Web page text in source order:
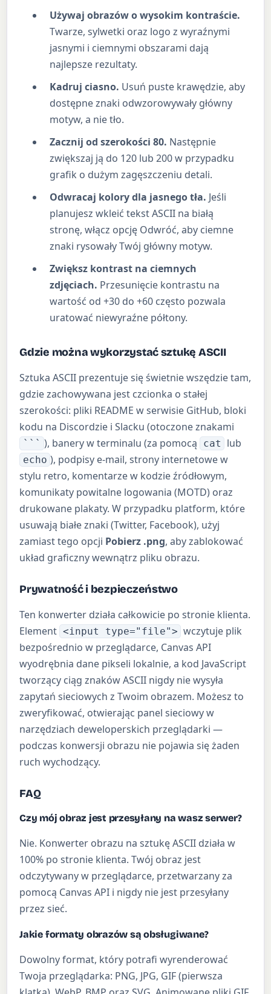
Używaj obrazów o wysokim kontraście.
Twarze, sylwetki oraz logo z wyraźnymi
jasnymi i ciemnymi obszarami dają
najlepsze rezultaty.
Kadruj ciasno. Usuń puste krawędzie, aby
dostępne znaki odwzorowywały główny
motyw, a nie tło.
Zacznij od szerokości 80. Następnie
zwiększaj ją do 120 lub 200 w przypadku
grafik o dużym zagęszczeniu detali.
Odwracaj kolory dla jasnego tła. Jeśli
planujesz wkleić tekst ASCII na białą
stronę, włącz opcję Odwróć, aby ciemne
znaki rysowały Twój główny motyw.
Zwiększ kontrast na ciemnych
zdjęciach. Przesunięcie kontrastu na
wartość od +30 do +60 często pozwala
uratować niewyraźne półtony.
Gdzie można wykorzystać sztukę ASCII
Sztuka ASCII prezentuje się świetnie wszędzie tam,
gdzie zachowywana jest czcionka o stałej
szerokości: pliki README w serwisie GitHub, bloki
kodu na Discordzie i Slacku (otoczone znakami
``` ), banery w terminalu (za pomocą cat lub
echo ), podpisy e-mail, strony internetowe w
stylu retro, komentarze w kodzie źródłowym,
komunikaty powitalne logowania (MOTD) oraz
drukowane plakaty. W przypadku platform, które
usuwają białe znaki (Twitter, Facebook), użyj
zamiast tego opcji Pobierz .png, aby zablokować
układ graficzny wewnątrz pliku obrazu.
Prywatność i bezpieczeństwo
Ten konwerter działa całkowicie po stronie klienta.
Element <input type="file"> wczytuje plik
bezpośrednio w przeglądarce, Canvas API
wyodrębnia dane pikseli lokalnie, a kod JavaScript
tworzący ciąg znaków ASCII nigdy nie wysyła
zapytań sieciowych z Twoim obrazem. Możesz to
zweryfikować, otwierając panel sieciowy w
narzędziach deweloperskich przeglądarki —
podczas konwersji obrazu nie pojawia się żaden
ruch wychodzący.
FAQ
Czy mój obraz jest przesyłany na wasz serwer?
Nie. Konwerter obrazu na sztukę ASCII działa w
100% po stronie klienta. Twój obraz jest
odczytywany w przeglądarce, przetwarzany za
pomocą Canvas API i nigdy nie jest przesyłany
przez sieć.
Jakie formaty obrazów są obsługiwane?
Dowolny format, który potrafi wyrenderować
Twoja przeglądarka: PNG, JPG, GIF (pierwsza